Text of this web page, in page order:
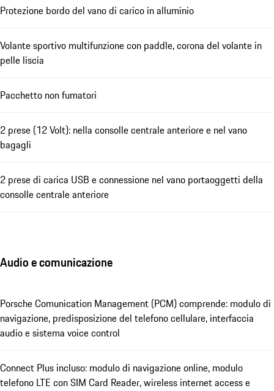
Protezione bordo del vano di carico in alluminio
Volante sportivo multifunzione con paddle, corona del volante in
pelle liscia
Pacchetto non fumatori
2 prese (12 Volt): nella consolle centrale anteriore e nel vano
bagagli
2 prese di carica USB e connessione nel vano portaoggetti della
consolle centrale anteriore
Audio e comunicazione
Porsche Comunication Management (PCM) comprende: modulo di
navigazione, predisposizione del telefono cellulare, interfaccia
audio e sistema voice control
Connect Plus incluso: modulo di navigazione online, modulo
telefono LTE con SIM Card Reader, wireless internet access e